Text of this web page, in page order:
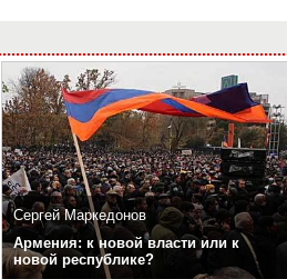
Сергей Маркедонов
Армения: к новой власти или к
новой республике?